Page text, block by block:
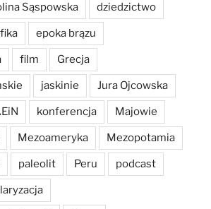
Sąspowska dziedzictwo
epoka brązu
film Grecja
jaskinie Jura Ojcowska
konferencja Majowie
Mezoameryka Mezopotamia
paleolit Peru podcast